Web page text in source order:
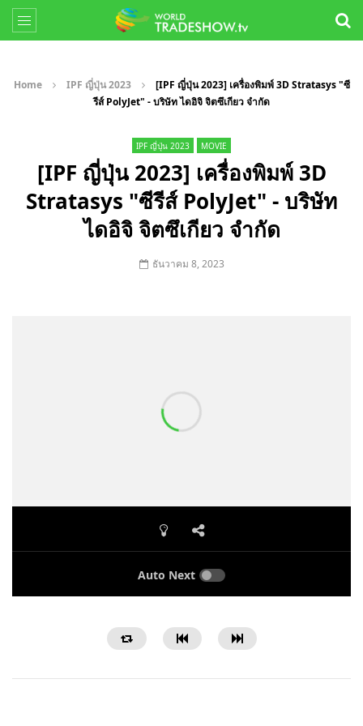
Home IPF ญี่ปุ่น 2023
[IPF ญี่ปุ่น 2023] เครื่องพิมพ์ 3D Stratasys "ซี
รีส์ PolyJet" - บริษัท ไดอิจิ จิตซึเกียว จำกัด
IPF ญี่ปุ่น 2023 MOVIE
[IPF ญี่ปุ่น 2023] เครื่องพิมพ์ 3D
Stratasys "ซีรีส์ PolyJet" - บริษัท
ไดอิจิ จิตซึเกียว จำกัด
ธันวาคม 8, 2023
Auto Next